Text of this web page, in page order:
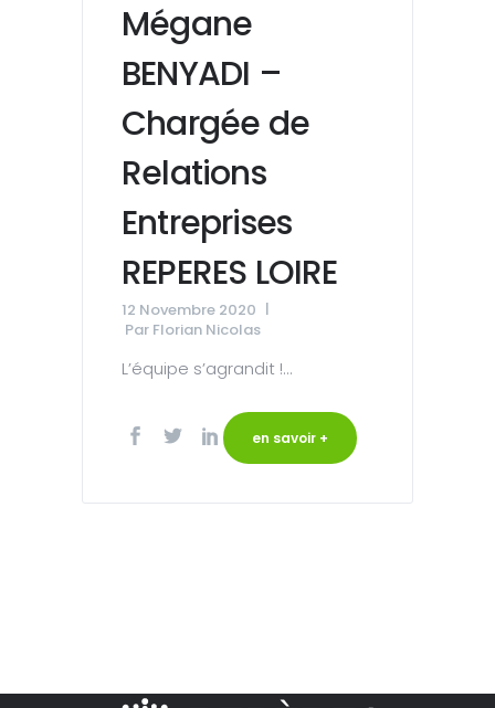
Mégane
BENYADI –
Chargée de
Relations
Entreprises
REPERES LOIRE
12 Novembre 2020
Par Florian Nicolas
L’équipe s’agrandit !...
en savoir +